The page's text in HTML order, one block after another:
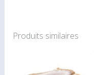
Produits similaires
prix :